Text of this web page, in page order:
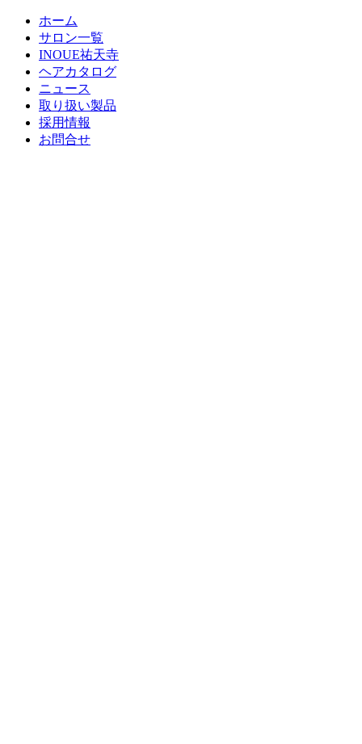
ホーム
サロン一覧
INOUE祐天寺
ヘアカタログ
ニュース
取り扱い製品
採用情報
お問合せ